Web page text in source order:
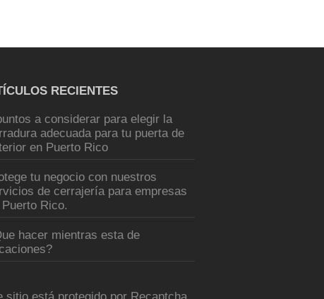
RECIENTES
a considerar para elegir la
adecuada para tu puerta de
en Puerto Rico
tu negocio con nuestros
de cerrajería para empresas
Rico.
hacer mientras esta de